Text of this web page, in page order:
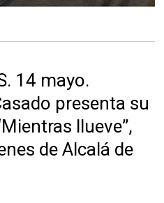
14 mayo.
presenta su
llueve”,
de Alcalá de